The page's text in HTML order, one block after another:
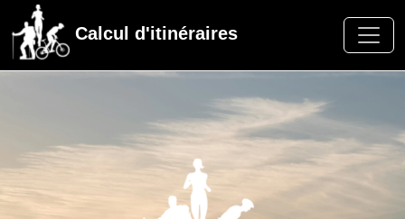
Calcul d'itinéraires